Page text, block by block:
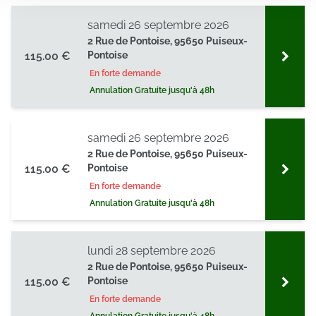
publicité et d'analyse, qui peuvent combiner celles-ci
avec d'autres informations que vous leur avez fournies
ou qu'ils ont collectées lors de votre utilisation de leurs
115.00 €
2 Rue de Pontoise, 95650 Puiseux-
Pontoise
En forte demande
Annulation Gratuite jusqu'à 48h
samedi 26 septembre 2026
115.00 €
2 Rue de Pontoise, 95650 Puiseux-
Pontoise
En forte demande
Annulation Gratuite jusqu'à 48h
samedi 26 septembre 2026
115.00 €
2 Rue de Pontoise, 95650 Puiseux-
Pontoise
En forte demande
lundi 28 septembre 2026